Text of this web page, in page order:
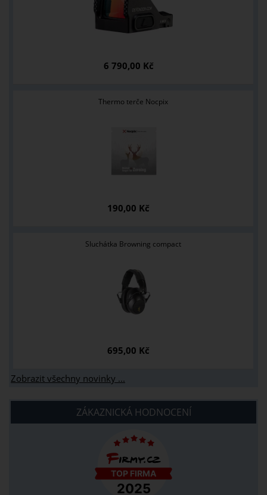
6 790,00 Kč
Thermo terče Nocpix
190,00 Kč
Sluchátka Browning compact
695,00 Kč
Zobrazit všechny novinky ...
ZÁKAZNICKÁ HODNOCENÍ